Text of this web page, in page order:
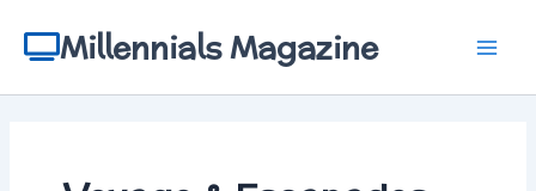
contenuMillennials Magazine